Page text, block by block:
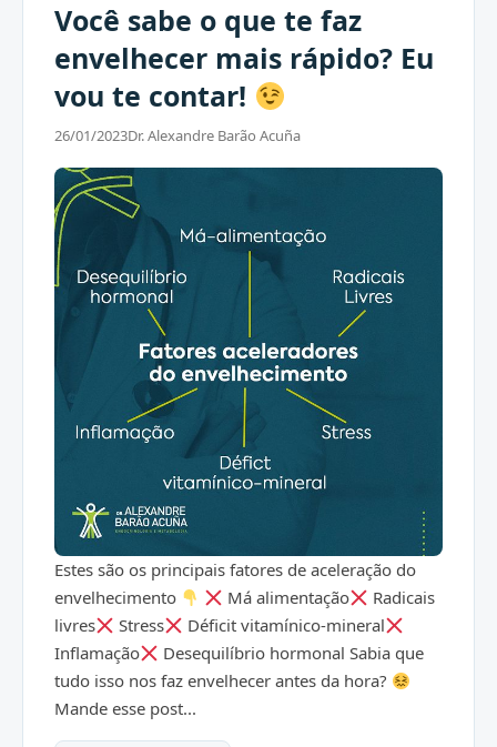
Você sabe o que te faz
envelhecer mais rápido? Eu
vou te contar!
26/01/2023Dr. Alexandre Barão Acuña
Estes são os principais fatores de aceleração do
envelhecimento
Má alimentação
Radicais
livres
Stress
Déficit vitamínico-mineral
Inflamação
Desequilíbrio hormonal Sabia que
tudo isso nos faz envelhecer antes da hora?
Mande esse post...